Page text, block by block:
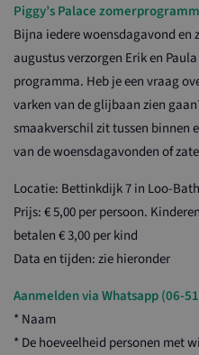
Piggy’s Palace
Bijna iedere woensdagavond
augustus verzorgen Erik en
programma. Heb je een vraag
varken van de glijbaan zien
smaakverschil zit tussen binnen
van de woensdagavonden of
Locatie: Bettinkdijk 7 in Loo-
Prijs: € 5,00 per persoon.
betalen € 3,00 per kind
Data en tijden: zie hieronder
Aanmelden via Whatsapp (06-
* Naam
* De hoeveelheid personen met